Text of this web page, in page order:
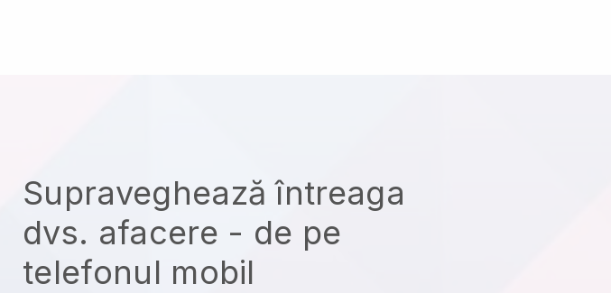
Supraveghează întreaga
dvs. afacere - de pe
telefonul mobil